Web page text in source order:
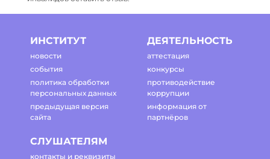
ИНСТИТУТ
новости
события
политика обработки
персональных данных
предыдущая версия
сайта
ДЕЯТЕЛЬНОСТЬ
аттестация
конкурсы
противодействие
коррупции
информация от
партнёров
СЛУШАТЕЛЯМ
контакты и реквизиты